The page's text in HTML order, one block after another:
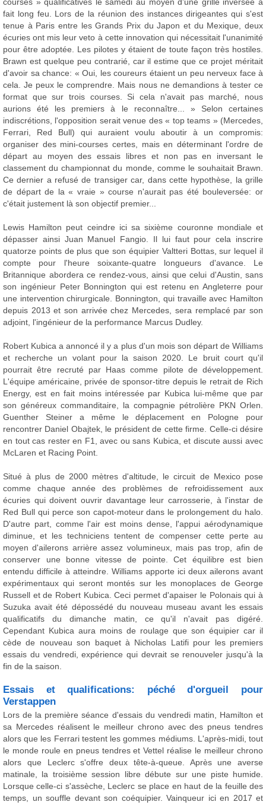
courses » qualificatives le samedi au moyen d'une grille inversée a
fait long feu. Lors de la réunion des instances dirigeantes qui s'est
tenue à Paris entre les Grands Prix du Japon et du Mexique, deux
écuries ont mis leur veto à cette innovation qui nécessitait l'unanimité
pour être adoptée. Les pilotes y étaient de toute façon très hostiles.
Brawn est quelque peu contrarié, car il estime que ce projet méritait
d'avoir sa chance: « Oui, les coureurs étaient un peu nerveux face à
cela. Je peux le comprendre. Mais nous ne demandions à tester ce
format que sur trois courses. Si cela n'avait pas marché, nous
aurions été les premiers à le reconnaître... » Selon certaines
indiscrétions, l'opposition serait venue des « top teams » (Mercedes,
Ferrari, Red Bull) qui auraient voulu aboutir à un compromis:
organiser des mini-courses certes, mais en déterminant l'ordre de
départ au moyen des essais libres et non pas en inversant le
classement du championnat du monde, comme le souhaitait Brawn.
Ce dernier a refusé de transiger car, dans cette hypothèse, la grille
de départ de la « vraie » course n'aurait pas été bouleversée: or
c'était justement là son objectif premier...
Lewis Hamilton peut ceindre ici sa sixième couronne mondiale et
dépasser ainsi Juan Manuel Fangio. Il lui faut pour cela inscrire
quatorze points de plus que son équipier Valtteri Bottas, sur lequel il
compte pour l'heure soixante-quatre longueurs d'avance. Le
Britannique abordera ce rendez-vous, ainsi que celui d'Austin, sans
son ingénieur Peter Bonnington qui est retenu en Angleterre pour
une intervention chirurgicale. Bonnington, qui travaille avec Hamilton
depuis 2013 et son arrivée chez Mercedes, sera remplacé par son
adjoint, l'ingénieur de la performance Marcus Dudley.
Robert Kubica a annoncé il y a plus d'un mois son départ de Williams
et recherche un volant pour la saison 2020. Le bruit court qu'il
pourrait être recruté par Haas comme pilote de développement.
L'équipe américaine, privée de sponsor-titre depuis le retrait de Rich
Energy, est en fait moins intéressée par Kubica lui-même que par
son généreux commanditaire, la compagnie pétrolière PKN Orlen.
Guenther Steiner a même le déplacement en Pologne pour
rencontrer Daniel Obajtek, le président de cette firme. Celle-ci désire
en tout cas rester en F1, avec ou sans Kubica, et discute aussi avec
McLaren et Racing Point.
Situé à plus de 2000 mètres d'altitude, le circuit de Mexico pose
comme chaque année des problèmes de refroidissement aux
écuries qui doivent ouvrir davantage leur carrosserie, à l'instar de
Red Bull qui perce son capot-moteur dans le prolongement du halo.
D'autre part, comme l'air est moins dense, l'appui aérodynamique
diminue, et les techniciens tentent de compenser cette perte au
moyen d'ailerons arrière assez volumineux, mais pas trop, afin de
conserver une bonne vitesse de pointe. Cet équilibre est bien
entendu difficile à atteindre. Williams apporte ici deux ailerons avant
expérimentaux qui seront montés sur les monoplaces de George
Russell et de Robert Kubica. Ceci permet d'apaiser le Polonais qui à
Suzuka avait été dépossédé du nouveau museau avant les essais
qualificatifs du dimanche matin, ce qu'il n'avait pas digéré.
Cependant Kubica aura moins de roulage que son équipier car il
cède de nouveau son baquet à Nicholas Latifi pour les premiers
essais du vendredi, expérience qui devrait se renouveler jusqu'à la
fin de la saison.
Essais et qualifications: péché d'orgueil pour
Verstappen
Lors de la première séance d'essais du vendredi matin, Hamilton et
sa Mercedes réalisent le meilleur chrono avec des pneus tendres
alors que les Ferrari testent les gommes médiums. L'après-midi, tout
le monde roule en pneus tendres et Vettel réalise le meilleur chrono
alors que Leclerc s'offre deux tête-à-queue. Après une averse
matinale, la troisième session libre débute sur une piste humide.
Lorsque celle-ci s'assèche, Leclerc se place en haut de la feuille des
temps, un souffle devant son coéquipier. Vainqueur ici en 2017 et